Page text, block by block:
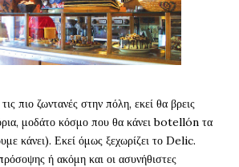
πιο ζωντανές στην πόλη, εκεί θα βρεις
μοδάτο κόσμο που θα κάνει botellón τα
κάνει). Εκεί όμως ξεχωρίζει το Delic.
ή ακόμη και οι ασυνήθιστες